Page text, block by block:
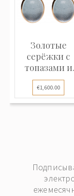
Золотые
серёжки с
топазами и
бриллиантами
€1,600.00